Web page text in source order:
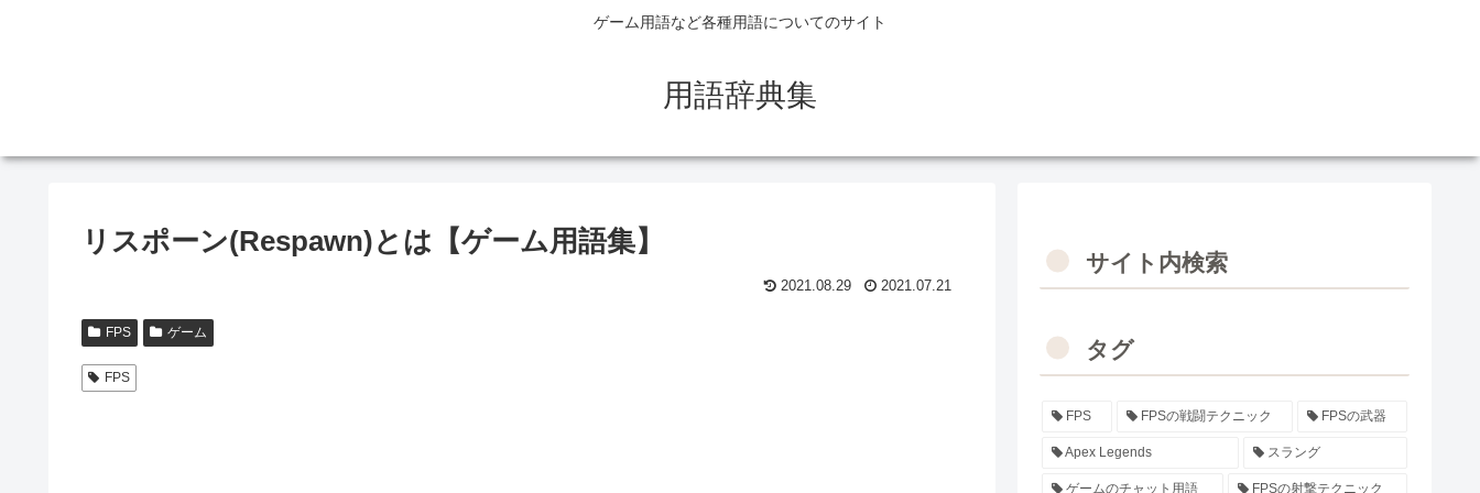
ゲーム用語など各種用語についてのサイト
用語辞典集
リスポーン(Respawn)とは【ゲーム用語集】
2021.08.29 2021.07.21
FPS ゲーム
FPS
サイト内検索
タグ
FPS FPSの戦闘テクニック FPSの武器
Apex Legends スラング
ゲームのチャット用語 FPSの射撃テクニック